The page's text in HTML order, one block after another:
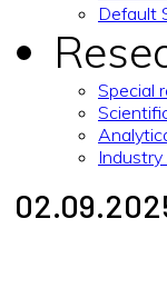
Default
Special